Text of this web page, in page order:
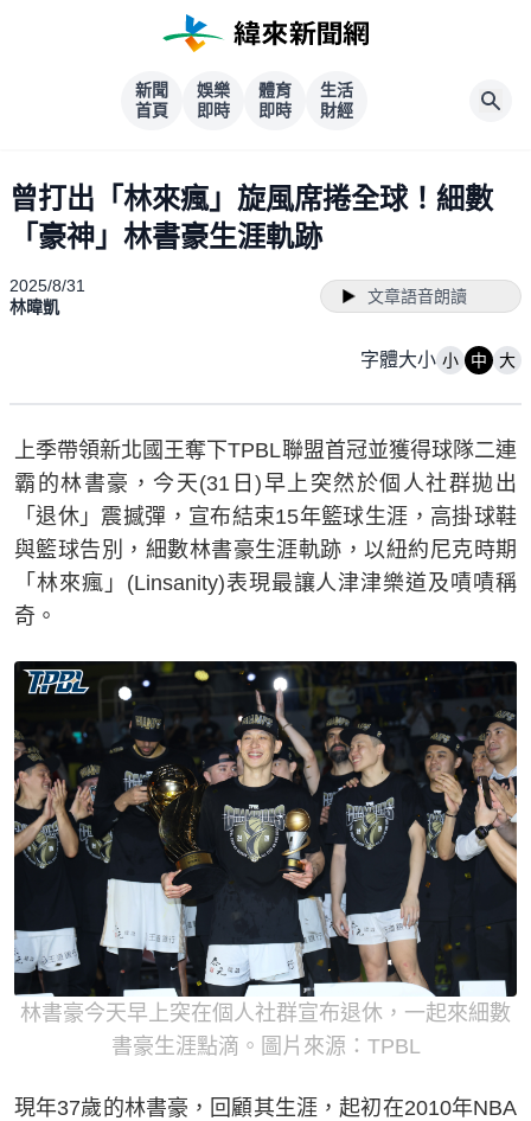
新聞
首頁
娛樂
即時
體育
即時
生活
財經
曾打出「林來瘋」旋風席捲全球！細數
「豪神」林書豪生涯軌跡
2025/8/31
林暐凱
文章語音朗讀
字體大小 小 中 大
上季帶領新北國王奪下TPBL聯盟首冠並獲得球隊二連
霸的林書豪，今天(31日)早上突然於個人社群拋出
「退休」震撼彈，宣布結束15年籃球生涯，高掛球鞋
與籃球告別，細數林書豪生涯軌跡，以紐約尼克時期
「林來瘋」(Linsanity)表現最讓人津津樂道及嘖嘖稱
奇。
林書豪今天早上突在個人社群宣布退休，一起來細數
書豪生涯點滴。圖片來源：TPBL
現年37歲的林書豪，回顧其生涯，起初在2010年NBA